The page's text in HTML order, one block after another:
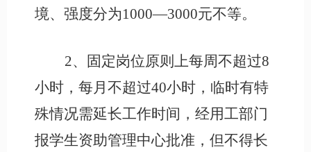
境、强度分为1000—3000元不等。
2、固定岗位原则上每周不超过8
小时，每月不超过40小时，临时有特
殊情况需延长工作时间，经用工部门
报学生资助管理中心批准，但不得长